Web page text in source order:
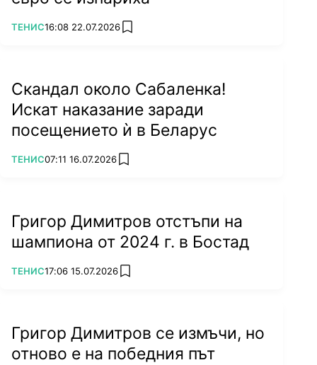
ПОВЕЧЕ ОТ
ТЕНИС16:08 22.07.2026 add favorites
Скандал около Сабаленка!
Искат наказание заради
посещението ѝ в Беларус
ПОВЕЧЕ ОТ
ТЕНИС07:11 16.07.2026 add favorites
Григор Димитров отстъпи на
шампиона от 2024 г. в Бостад
ПОВЕЧЕ ОТ
ТЕНИС17:06 15.07.2026 add favorites
Григор Димитров се измъчи, но
отново е на победния път